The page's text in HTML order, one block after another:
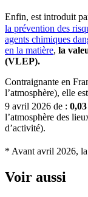
Enfin, est introduit
la prévention des
agents chimiques
en la matière, la
(VLEP).
Contraignante en
l’atmosphère), elle
9 avril 2026 de : 0,03
l’atmosphère des
d’activité).
* Avant avril 2026,
Voir aussi